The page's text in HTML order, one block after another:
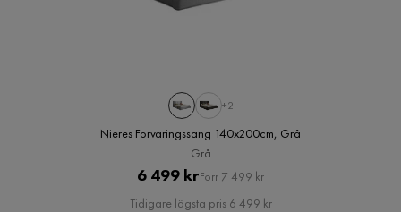
+2
Nieres Förvaringssäng 140x200cm, Grå
Grå
Pris
6 499 krOriginal
Pris
Förr 7 499 kr
Tidigare lägsta pris 6 499 kr